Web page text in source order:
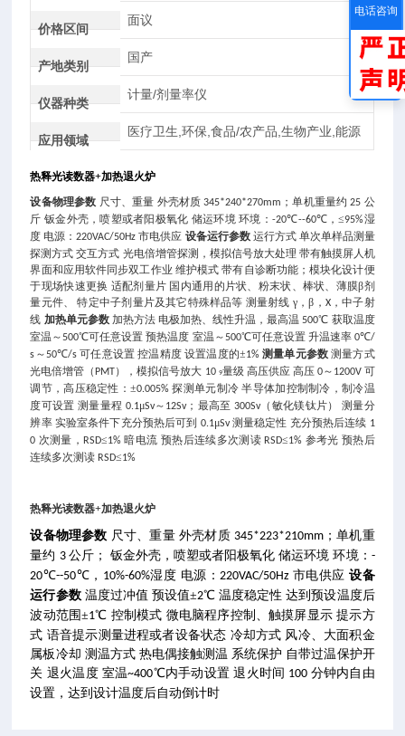
价格区间
面议
产地类别
国产
仪器种类
计量/剂量率仪
应用领域
医疗卫生,环保,食品/农产品,生物产业,能源
热释光读数器+加热退火炉
设备物理参数 尺寸、重量 外壳材质345*240*270mm ；单机重量约25 公
斤 钣金外壳，喷塑或者阳极氧化 储运环境环境： -20℃--60℃，≤95%湿
度 电源：220VAC/50Hz市电供应 设备运行参数 运行方式 单次单样品测量
探测方式交互方式 光电倍增管探测，模拟信号放大处理 带有触摸屏人机
界面和应用软件同步双工作业 维护模式带有自诊断功能；模块化设计便
于现场快速更换 适配剂量片 国内通用的片状、粉末状、棒状、薄膜β剂
量元件、特定中子剂量片及其它特殊样品等 测量射线 γ，β， X，中子射
线 加热单元参数 加热方法 电极加热、线性升温，最高温500℃ 获取温度
室温～500℃可任意设置预热温度 室温～500℃可任意设置 升温速率 0℃/
s ～50℃/s 可任意设置控温精度设置温度的±1%测量单元参数测量方式
光电倍增管（PMT），模拟信号放大 10 9量级 高压供应 高压 0～ 1200V 可
调节，高压稳定性：±0.005%探测单元制冷半导体加控制制冷，制冷温
度可设置测量量程 0.1μSv～ 12Sv；最高至300Sv（敏化镁钛片） 测量分
辨率 实验室条件下充分预热后可到 0.1μSv测量稳定性 充分预热后连续 1
0 次测量，RSD≤1%暗电流 预热后连续多次测读RSD≤1% 参考光 预热后
连续多次测读RSD≤1%
热释光读数器+加热退火炉
设备物理参数 尺寸、重量 外壳材质 345*223*210mm；单机重
量约 3 公斤； 钣金外壳，喷塑或者阳极氧化储运环境环境： -
20℃--50℃， 10%-60%湿度 电源：220VAC/50Hz 市电供应设备
运行参数 温度过冲值 预设值±2℃温度稳定性达到预设温度后
波动范围±1℃ 控制模式 微电脑程序控制、触摸屏显示提示方
式 语音提示测量进程或者设备状态 冷却方式 风冷、大面积金
属板冷却 测温方式 热电偶接触测温 系统保护 自带过温保护开
关 退火温度室温~400℃内手动设置退火时间 100 分钟内自由
设置，达到设计温度后自动倒计时
电话咨询